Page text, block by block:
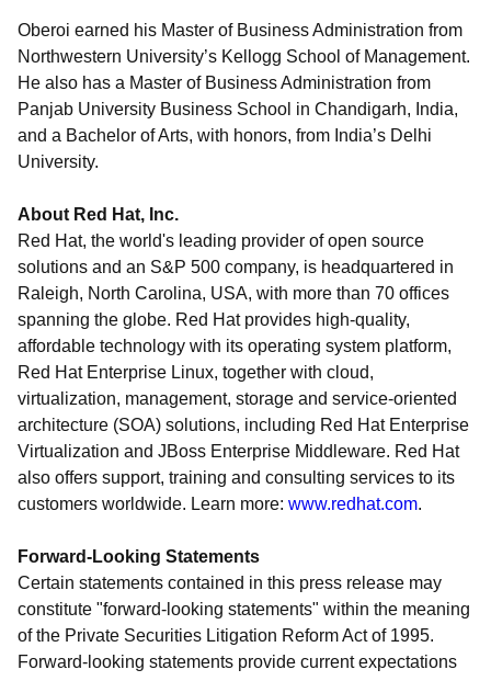
Oberoi earned his Master of Business Administration from
Northwestern University’s Kellogg School of Management.
He also has a Master of Business Administration from
Panjab University Business School in Chandigarh, India,
and a Bachelor of Arts, with honors, from India’s Delhi
University.
About Red Hat, Inc.
Red Hat, the world's leading provider of open source
solutions and an S&P 500 company, is headquartered in
Raleigh, North Carolina, USA, with more than 70 offices
spanning the globe. Red Hat provides high-quality,
affordable technology with its operating system platform,
Red Hat Enterprise Linux, together with cloud,
virtualization, management, storage and service-oriented
architecture (SOA) solutions, including Red Hat Enterprise
Virtualization and JBoss Enterprise Middleware. Red Hat
also offers support, training and consulting services to its
customers worldwide. Learn more: www.redhat.com.
Forward-Looking Statements
Certain statements contained in this press release may
constitute "forward-looking statements" within the meaning
of the Private Securities Litigation Reform Act of 1995.
Forward-looking statements provide current expectations